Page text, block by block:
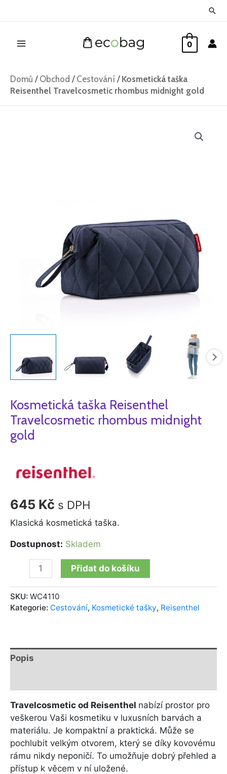
0
Domů / Obchod / Cestování / Kosmetická taška
Reisenthel Travelcosmetic rhombus midnight gold
Kosmetická taška Reisenthel
Travelcosmetic rhombus midnight
gold
645 Kč s DPH
Klasická kosmetická taška.
Dostupnost: Skladem
Přidat do košíku
SKU: WC4110
Kategorie: Cestování, Kosmetické tašky, Reisenthel
Popis
Travelcosmetic od Reisenthel nabízí prostor pro
veškerou Vaši kosmetiku v luxusních barvách a
materiálu. Je kompaktní a praktická. Může se
pochlubit velkým otvorem, který se díky kovovému
rámu nikdy neponičí. To umožňuje dobrý přehled a
přístup k věcem v ní uložené.